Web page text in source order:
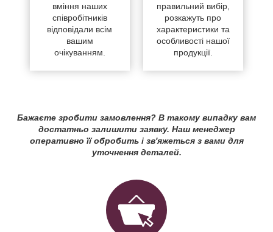
вміння наших
співробітників
відповідали всім
вашим
очікуванням.
правильний вибір,
розкажуть про
характеристики та
особливості нашої
продукції.
Бажаєте зробити замовлення? В такому випадку вам
достатньо залишити заявку. Наш менеджер
оперативно її обробить і зв'яжеться з вами для
уточнення деталей.